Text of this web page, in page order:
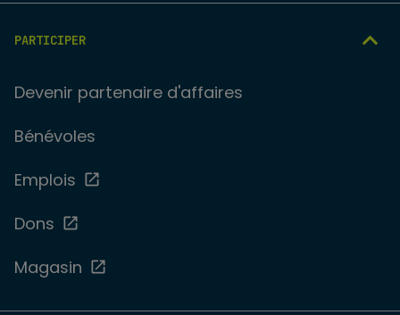
PARTICIPER
Devenir partenaire d'affaires
Bénévoles
Emplois
Dons
Magasin